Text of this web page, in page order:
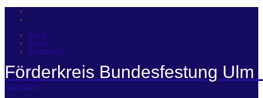
Login
Suche
Impressum
Förderkreis Bundesfestung Ulm
Navigation